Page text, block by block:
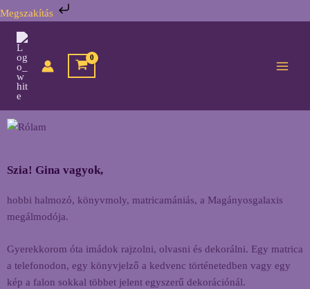
Megszakítás
Skip
to
content
Szia! Gina vagyok,
hobbi halmozó, könyvmoly, matricamániás, a Magányosgalaxis
megálmodója.
Gyerekkorom óta imádok rajzolni, olvasni és dekorálni. Egy matrica
a telefonodon, egy könyvjelző a kedvenc történetedben vagy egy
kép a falon sokkal többet jelent egyszerű dekorációnál.